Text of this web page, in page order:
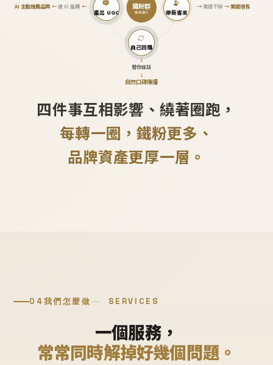
鐵粉群
越滾越大 帶新客來
→業績不掉 →業績增長
自己回購
↓
替你說話
↓
自然口碑傳播
產出 UGC
AI 主動推薦品牌←被 AI 推薦 ←
四件事互相影響、繞著圈跑，
每轉一圈，鐵粉更多、
品牌資產更厚一層。
04我們怎麼做 SERVICES
一個服務，
常常同時解掉好幾個問題。